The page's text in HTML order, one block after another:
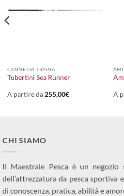
CANNE DA TRAINA
Tubertini Sea Runner
A partire da 255,00€
AMI
A
CHI SIAMO
Il Maestrale Pesca è un negozio
dell’attrezzatura da pesca sportiva
di conoscenza, pratica, abilità e